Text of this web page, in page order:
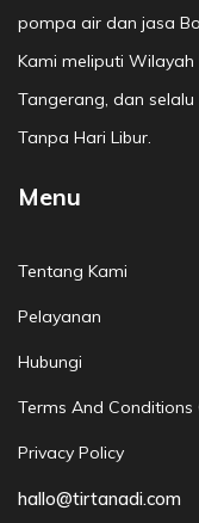
pompa air dan jasa
Kami meliputi Wilayah
Tangerang, dan
Tanpa Hari Libur.
Menu
Tentang Kami
Pelayanan
Hubungi
Terms And Conditions
Privacy Policy
hallo@tirtanadi.com